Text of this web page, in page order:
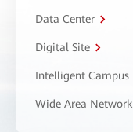
Data Center
Digital Site
Intelligent Campus
Wide Area Network